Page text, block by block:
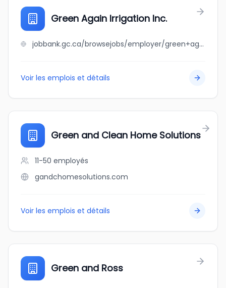
Green Again Irrigation Inc.
jobbank.gc.ca/browsejobs/employer/green+again+irrigation+inc./ca
Voir les emplois et détails
Green and Clean Home Solutions
11-50 employés
gandchomesolutions.com
Voir les emplois et détails
Green and Ross